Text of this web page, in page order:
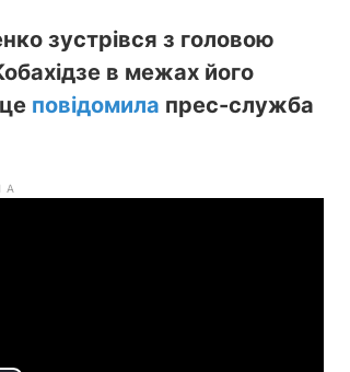
зустрівся з головою
в межах його
повідомила прес-служба